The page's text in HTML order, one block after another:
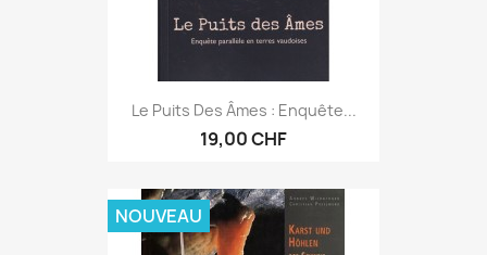
Le Puits Des Âmes : Enquête...
19,00 CHF
NOUVEAU